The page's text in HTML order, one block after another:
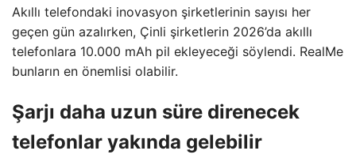
Akıllı telefondaki inovasyon şirketlerinin sayısı her
geçen gün azalırken, Çinli şirketlerin 2026’da akıllı
telefonlara 10.000 mAh pil ekleyeceği söylendi. RealMe
bunların en önemlisi olabilir.
Şarjı daha uzun süre direnecek
telefonlar yakında gelebilir